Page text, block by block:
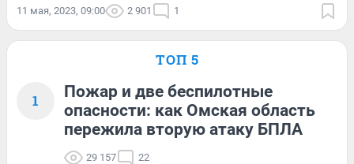
11 мая, 2023, 09:00 2 901 1
ТОП 5
1
Пожар и две беспилотные
опасности: как Омская область
пережила вторую атаку БПЛА
29 157 22